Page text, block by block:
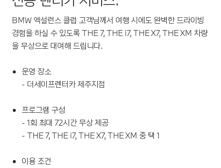
BMW 엑설런스 클럽 고객님께서 여행 시에도 완벽한 드라이빙
경험을 하실 수 있도록 THE 7, THE i7, THE X7, THE XM 차량
을 무상으로 대여해 드립니다.
운영 장소
- 더세이프렌터카 제주지점
프로그램 구성
- 1회 최대 72시간 무상 제공
- THE 7, THE i7, THE X7, THE XM 중 택 1
이용 조건